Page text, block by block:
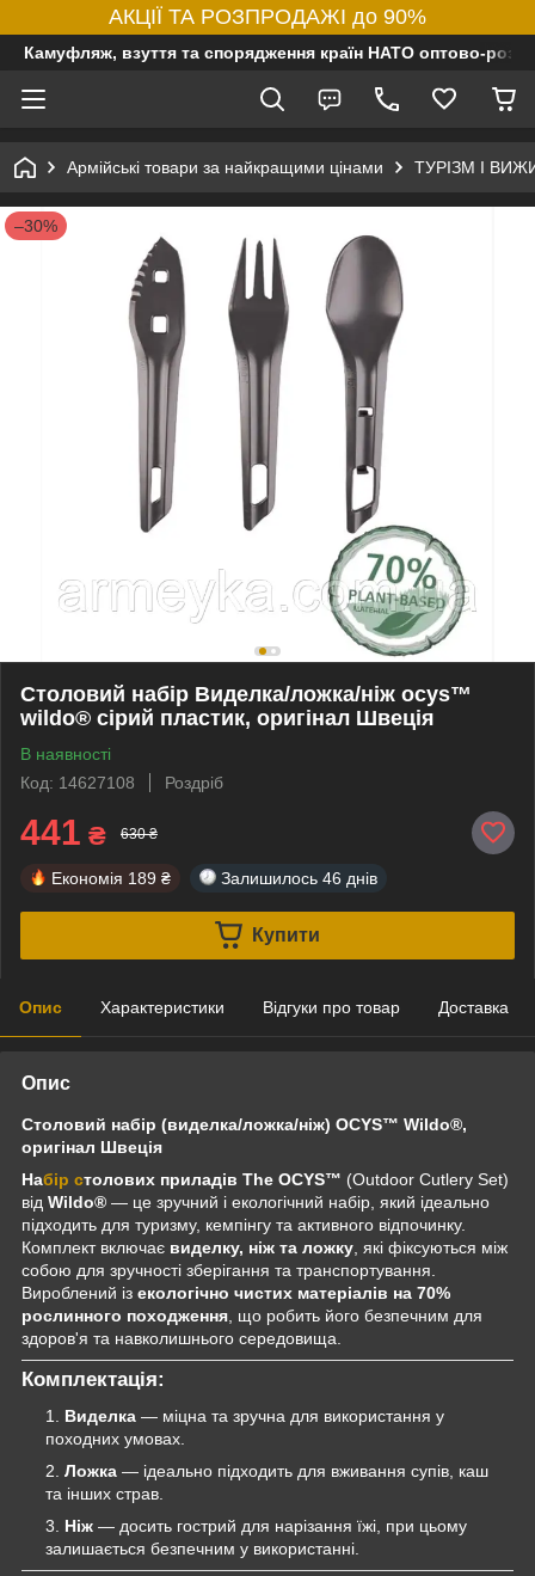
АКЦІЇ ТА РОЗПРОДАЖІ до 90%
Камуфляж, взуття та спорядження країн НАТО оптово-
Армійські товари за найкращими цінами ТУРІЗМ І
–30%
Столовий набір Виделка/ложка/ніж ocys™
wildo® сірий пластик, оригінал Швеція
В наявності
Код: 14627108
Роздріб
441 ₴ 630 ₴
Економія 189 ₴ Залишилось 46 днів
Купити
Опис Характеристики Відгуки про товар Доставка
Опис
Столовий набір (виделка/ложка/ніж) OCYS™ Wildo®,
оригінал Швеція
Набір столових приладів The OCYS™ (Outdoor Cutlery Set)
від Wildo® — це зручний і екологічний набір, який ідеально
підходить для туризму, кемпінгу та активного відпочинку.
Комплект включає виделку, ніж та ложку , які фіксуються між
собою для зручності зберігання та транспортування.
Вироблений із екологічно чистих матеріалів на 70%
рослинного походження , що робить його безпечним для
здоров'я та навколишнього середовища.
Комплектація:
Виделка — міцна та зручна для використання у
походних умовах.
Ложка — ідеально підходить для вживання супів, каш
та інших страв.
Ніж — досить гострий для нарізання їжі, при цьому
залишається безпечним у використанні.